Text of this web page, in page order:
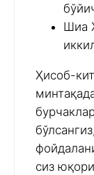
Шиа
Ҳисоб-
сиз